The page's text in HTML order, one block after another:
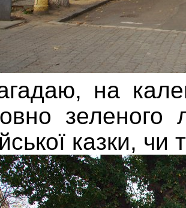
на
зеленого
казки,